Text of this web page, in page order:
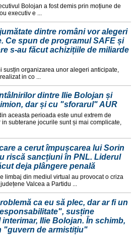
Bolojan a fost demis prin moțiune de
executiv e ...
dintre români vor alegeri
Ce spun de programul SAFE și
s-au făcut achizițiile de miliarde
organizarea unor alegeri anticipate,
in co ...
dintre Ilie Bolojan și
dar și cu "sforarul" AUR
aceasta perioada este unul extrem de
subterane jocurile sunt și mai complicate,
a cerut împușcarea lui Sorin
riscă sancțiuni în PNL. Liderul
deja plângere penală
limbaj din mediul virtual au provocat o criza
Valcea a Partidu ...
ca eu să plec, dar ar fi un
susține
Ilie Bolojan. În schimb,
"guvern de armistițiu"